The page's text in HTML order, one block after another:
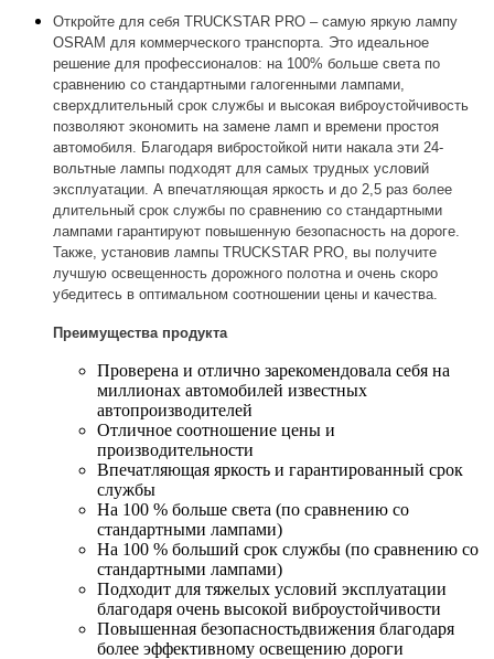
Откройте для себя TRUCKSTAR PRO – самую яркую лампу
OSRAM для коммерческого транспорта. Это идеальное
решение для профессионалов: на 100% больше света по
сравнению со стандартными галогенными лампами,
сверхдлительный срок службы и высокая виброустойчивость
позволяют экономить на замене ламп и времени простоя
автомобиля. Благодаря вибростойкой нити накала эти 24-
вольтные лампы подходят для самых трудных условий
эксплуатации. А впечатляющая яркость и до 2,5 раз более
длительный срок службы по сравнению со стандартными
лампами гарантируют повышенную безопасность на дороге.
Также, установив лампы TRUCKSTAR PRO, вы получите
лучшую освещенность дорожного полотна и очень скоро
убедитесь в оптимальном соотношении цены и качества.
Преимущества продукта
Проверена и отлично зарекомендовала себя на
миллионах автомобилей известных
автопроизводителей
Отличное соотношение цены и
производительности
Впечатляющая яркость и гарантированный срок
службы
На 100 % больше света (по сравнению со
стандартными лампами)
На 100 % больший срок службы (по сравнению со
стандартными лампами)
Подходит для тяжелых условий эксплуатации
благодаря очень высокой виброустойчивости
Повышенная безопасностьдвижения благодаря
более эффективному освещению дороги